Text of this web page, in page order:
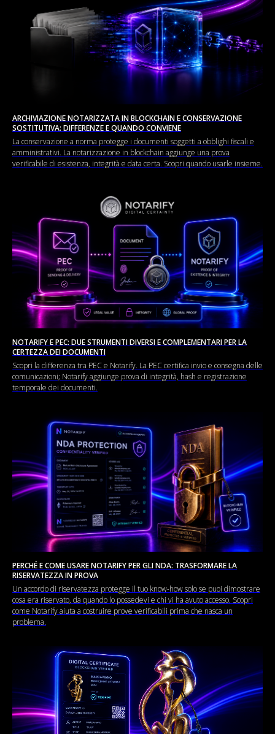
ARCHIVIAZIONE NOTARIZZATA IN BLOCKCHAIN E CONSERVAZIONE
SOSTITUTIVA: DIFFERENZE E QUANDO CONVIENE
La conservazione a norma protegge i documenti soggetti a obblighi fiscali e
amministrativi. La notarizzazione in blockchain aggiunge una prova
verificabile di esistenza, integrità e data certa. Scopri quando usarle insieme.
NOTARIFY E PEC: DUE STRUMENTI DIVERSI E COMPLEMENTARI PER LA
CERTEZZA DEI DOCUMENTI
Scopri la differenza tra PEC e Notarify. La PEC certifica invio e consegna delle
comunicazioni; Notarify aggiunge prova di integrità, hash e registrazione
temporale dei documenti.
PERCHÉ E COME USARE NOTARIFY PER GLI NDA: TRASFORMARE LA
RISERVATEZZA IN PROVA
Un accordo di riservatezza protegge il tuo know-how solo se puoi dimostrare
cosa era riservato, da quando lo possedevi e chi vi ha avuto accesso. Scopri
come Notarify aiuta a costruire prove verificabili prima che nasca un
problema.